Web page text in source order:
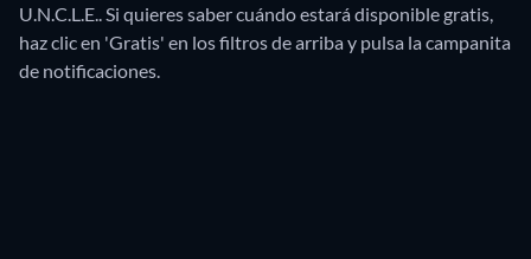
U.N.C.L.E.. Si quieres saber cuándo estará disponible gratis,
haz clic en 'Gratis' en los filtros de arriba y pulsa la campanita
de notificaciones.